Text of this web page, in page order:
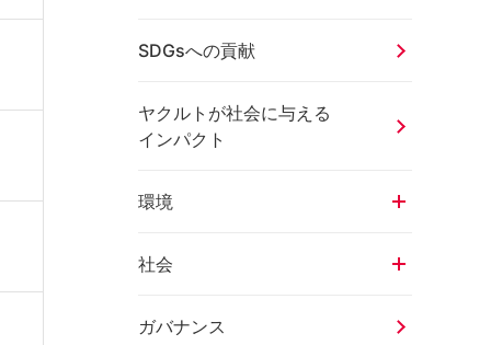
SDGsへの貢献
ヤクルトが社会に与える
インパクト
環境
社会
ガバナンス